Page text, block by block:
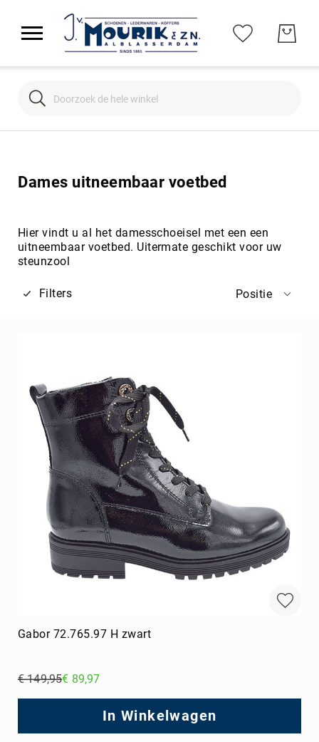
Search
Dames uitneembaar voetbed
Hier vindt u al het damesschoeisel met een een
uitneembaar voetbed. Uitermate geschikt voor uw
steunzool
Filters Positie
Gabor 72.765.97 H zwart
€ 149,95€ 89,97
In Winkelwagen